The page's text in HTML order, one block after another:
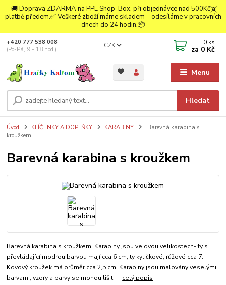
🚚 Doprava ZDARMA na PPL Shop-Box, při objednávce nad 500Kč a
platbě předem.✅ Veškeré zboží máme skladem – odesíláme v pracovních
dnech do 24 hodin.📦
Menu
CZK
Hledat
+420 777 538 008
(Po-Pá, 9 - 18 hod.)
0 ks
za 0 Kč
Úvod KLÍČENKY A DOPLŇKY KARABINY
Barevná karabina s
kroužkem
Barevná karabina s kroužkem
Barevná karabina s kroužkem. Karabiny jsou ve dvou velikostech- ty s
převládající modrou barvou mají cca 6 cm, ty kytičkové, růžové cca 7.
Kovový kroužek má průměr cca 2,5 cm. Karabiny jsou malovány veselými
barvami, vzory a barvy se mohou lišit. celý popis